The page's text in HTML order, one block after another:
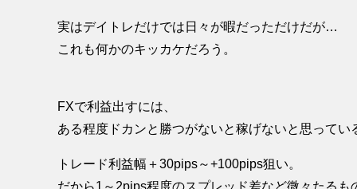
実はデイトレだけでは日々が暇だっただけだが…
これも何かのキッカケだろう。
FXで利益出すには、
ある程度ドカンと勝つがないと稼げないと思ってい
トレード利益幅＋30pips～+100pips狙い。